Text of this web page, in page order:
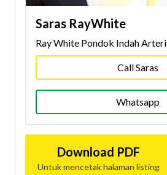
Saras RayWhite
Ray White Pondok Indah Arteri
Call Saras
Whatsapp
Download PDF
Untuk mencetak halaman listing